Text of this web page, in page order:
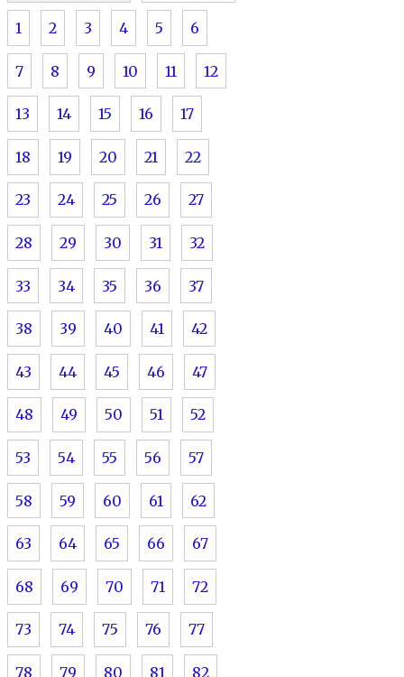
1 2 3 4 5 6
7 8 9 10 11 12
13 14 15 16 17
18 19 20 21 22
23 24 25 26 27
28 29 30 31 32
33 34 35 36 37
38 39 40 41 42
43 44 45 46 47
48 49 50 51 52
53 54 55 56 57
58 59 60 61 62
63 64 65 66 67
68 69 70 71 72
73 74 75 76 77
78 79 80 81 82